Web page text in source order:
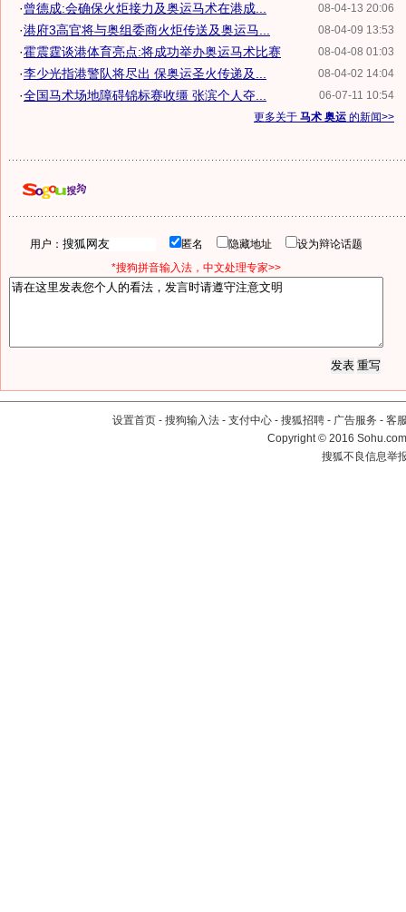
08-04-13 20:06
·曾德成:会确保火炬接力及奥运马术在港成...
08-04-09 13:53
·港府3高官将与奥组委商火炬传送及奥运马...
08-04-08 01:03
·霍震霆谈港体育亮点:将成功举办奥运马术比赛
08-04-02 14:04
·李少光指港警队将尽出 保奥运圣火传递及...
06-07-11 10:54
·全国马术场地障碍锦标赛收缰 张滨个人夺...
更多关于 马术 奥运 的新闻>>
用户： 匿名 隐藏地址
设为辩论话题
*搜狗拼音输入法，中文处理专家>>
设置首页 - 搜狗输入法 - 支付中心 - 搜狐招聘 - 广告服务 - 客
Copyright©2016
搜狐不良信息举